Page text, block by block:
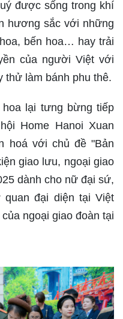
được sống trong khí
hương sắc với những
bến hoa… hay trải
của người Việt với
thử làm bánh phu thê.
lại tưng bừng tiếp
Home Hanoi Xuan
hoá với chủ đề "Bản
giao lưu, ngoại giao
dành cho nữ đại sứ,
đại diện tại Việt
ngoại giao đoàn tại